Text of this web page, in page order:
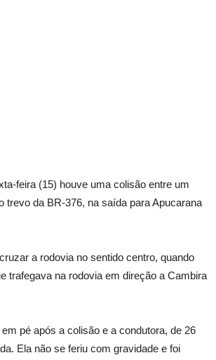
feira (15) houve uma colisão entre um
trevo da BR-376, na saída para Apucarana
a rodovia no sentido centro, quando
trafegava na rodovia em direção a Cambira
pé após a colisão e a condutora, de 26
Ela não se feriu com gravidade e foi